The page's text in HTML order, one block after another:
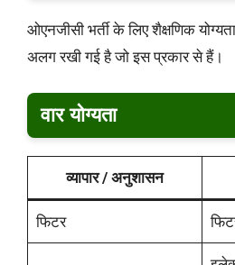
ओएनजीसी भर्ती के लिए शैक्षणिक
अलग रखी गई है जो इस प्रकार से हैं।
वार योग्यता
व्यापार / अनुशासन
फिटर